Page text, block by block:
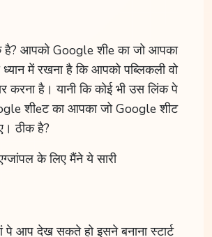
आपको Google शीe का जो आपका
में रखना है कि आपको पब्लिकली वो
करना है। यानी कि कोई भी उस लिंक पे
शीeट का आपका जो Google शीट
ठीक है?
के लिए मैंने ये सारी
पे आप देख सकते हो इसने बनाना स्टार्ट